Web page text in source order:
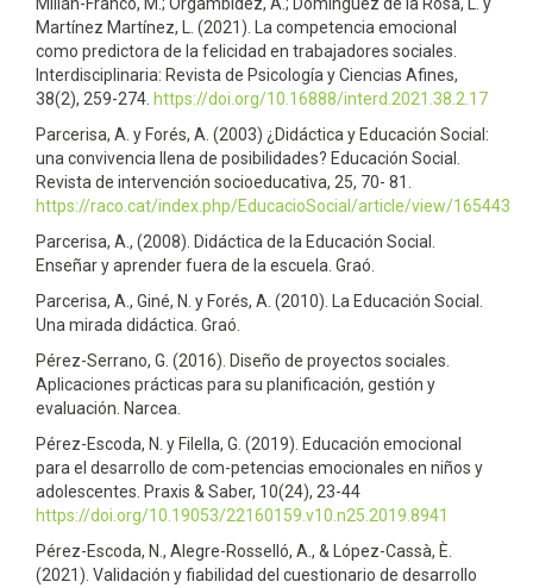
Martínez Martínez, L. (2021). La competencia emocional
como predictora de la felicidad en trabajadores sociales.
Interdisciplinaria: Revista de Psicología y Ciencias Afines,
38(2), 259-274. https://doi.org/10.16888/interd.2021.38.2.17
Parcerisa, A. y Forés, A. (2003) ¿Didáctica y Educación Social:
una convivencia llena de posibilidades? Educación Social.
Revista de intervención socioeducativa, 25, 70- 81.
https://raco.cat/index.php/EducacioSocial/article/view/165443
Parcerisa, A., (2008). Didáctica de la Educación Social.
Enseñar y aprender fuera de la escuela. Graó.
Parcerisa, A., Giné, N. y Forés, A. (2010). La Educación Social.
Una mirada didáctica. Graó.
Pérez-Serrano, G. (2016). Diseño de proyectos sociales.
Aplicaciones prácticas para su planificación, gestión y
evaluación. Narcea.
Pérez-Escoda, N. y Filella, G. (2019). Educación emocional
para el desarrollo de com-petencias emocionales en niños y
adolescentes. Praxis & Saber, 10(24), 23-44
https://doi.org/10.19053/22160159.v10.n25.2019.8941
Pérez-Escoda, N., Alegre-Rosselló, A., & López-Cassà, È.
(2021). Validación y fiabilidad del cuestionario de desarrollo